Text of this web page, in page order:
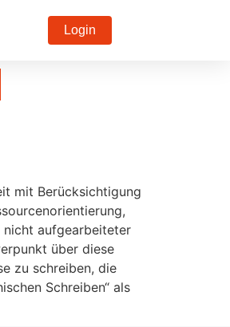
Login
mit Berücksichtigung
nicht aufgearbeiteter
über diese
zu schreiben, die
Schreiben“ als